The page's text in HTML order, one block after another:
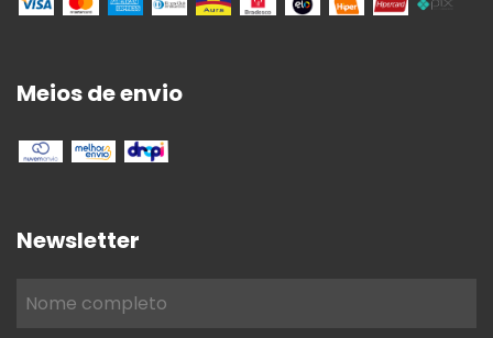
Meios de envio
Newsletter